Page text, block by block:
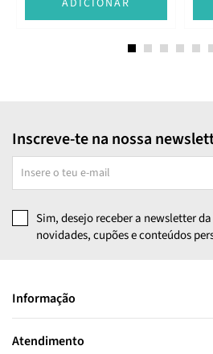
ADICIONAR
Inscreve-te na nossa
Sim, desejo receber a newsletter
novidades, cupões e conteúdos
Informação
Atendimento